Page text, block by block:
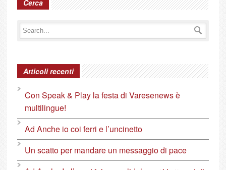
Cerca
Articoli recenti
Con Speak & Play la festa di Varesenews è
multilingue!
Ad Anche io coi ferri e l’uncinetto
Un scatto per mandare un messaggio di pace